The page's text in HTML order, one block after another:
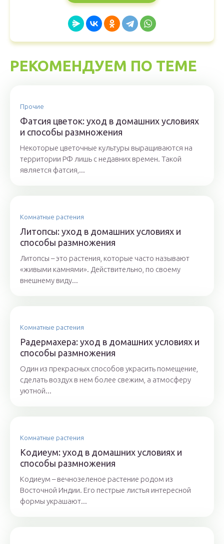
РЕКОМЕНДУЕМ ПО ТЕМЕ
Прочие
Фатсия цветок: уход в домашних условиях
и способы размножения
Некоторые цветочные культуры выращиваются на
территории РФ лишь с недавних времен. Такой
является фатсия,...
Комнатные растения
Литопсы: уход в домашних условиях и
способы размножения
Литопсы – это растения, которые часто называют
«живыми камнями». Действительно, по своему
внешнему виду...
Комнатные растения
Радермахера: уход в домашних условиях и
способы размножения
Один из прекрасных способов украсить помещение,
сделать воздух в нем более свежим, а атмосферу
уютной...
Комнатные растения
Кодиеум: уход в домашних условиях и
способы размножения
Кодиеум – вечнозеленое растение родом из
Восточной Индии. Его пестрые листья интересной
формы украшают...